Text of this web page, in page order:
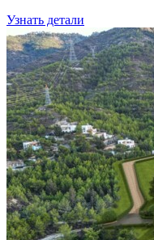
Узнать детали